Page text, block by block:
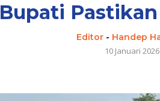
Bupati
Editor- Handep
10 Januari 2026